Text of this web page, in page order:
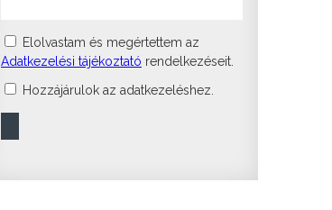
Elolvastam és megértettem az
Adatkezelési tájékoztató rendelkezéseit.
Hozzájárulok az adatkezeléshez.